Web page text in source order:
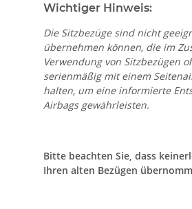
Wichtiger Hinweis:
Die Sitzbezüge sind nicht
übernehmen können, die im
Verwendung von Sitzbezügen
serienmäßig mit einem
halten, um eine informierte
Airbags gewährleisten.
Bitte beachten Sie, dass
Ihren alten Bezügen